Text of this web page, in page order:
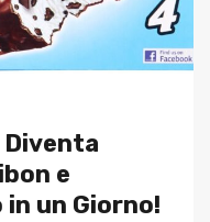
Diventa
e
in un Giorno!